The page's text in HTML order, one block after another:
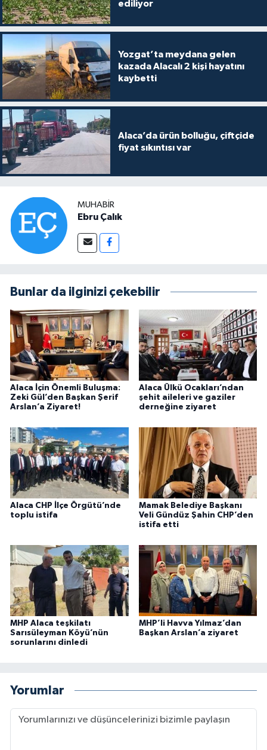
ediliyor
Yozgat’ta meydana gelen
kazada Alacalı 2 kişi hayatını
kaybetti
Alaca’da ürün bolluğu, çiftçide
fiyat sıkıntısı var
MUHABIR
Ebru Çalık
Bunlar da ilginizi çekebilir
Alaca İçin Önemli Buluşma:
Zeki Gül’den Başkan Şerif
Arslan’a Ziyaret!
Alaca Ülkü Ocakları’ndan
şehit aileleri ve gaziler
derneğine ziyaret
Alaca CHP İlçe Örgütü’nde
toplu istifa
Mamak Belediye Başkanı
Veli Gündüz Şahin CHP’den
istifa etti
MHP Alaca teşkilatı
Sarısüleyman Köyü’nün
sorunlarını dinledi
MHP’li Havva Yılmaz’dan
Başkan Arslan’a ziyaret
Yorumlar